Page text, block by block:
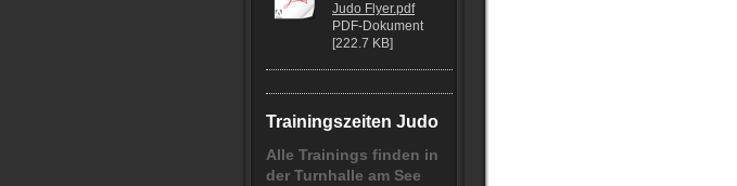
Judo Flyer.pdf
PDF-Dokument
[222.7 KB]
Trainingszeiten Judo
Alle Trainings finden in
der Turnhalle am See